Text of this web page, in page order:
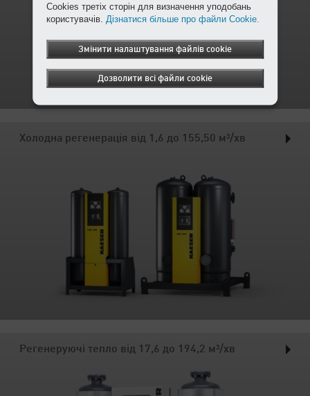
Холодна регенерація від 1,6 до 155,50 м³/хв
Регенеруючі тепло від 17,6 до 194,2 м³/хв
Cookies третіх сторін для визначення уподобань
користувачів. Дізнатися більше про файли Cookie.
Змінити налаштування файлів cookie
Дозволити всі файли cookie